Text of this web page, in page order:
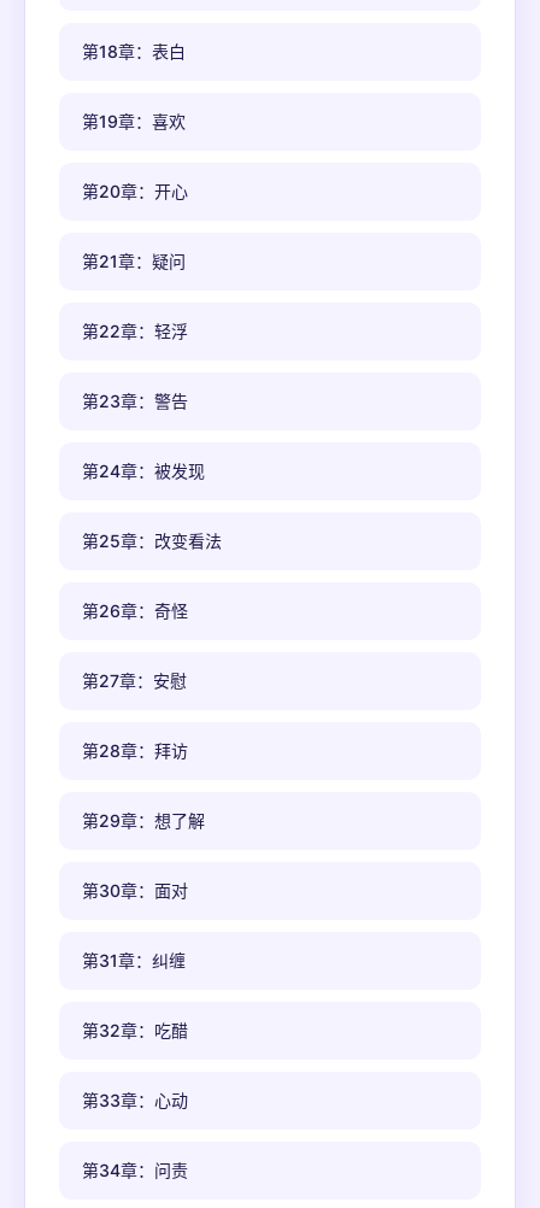
第18章：表白
第19章：喜欢
第20章：开心
第21章：疑问
第22章：轻浮
第23章：警告
第24章：被发现
第25章：改变看法
第26章：奇怪
第27章：安慰
第28章：拜访
第29章：想了解
第30章：面对
第31章：纠缠
第32章：吃醋
第33章：心动
第34章：问责